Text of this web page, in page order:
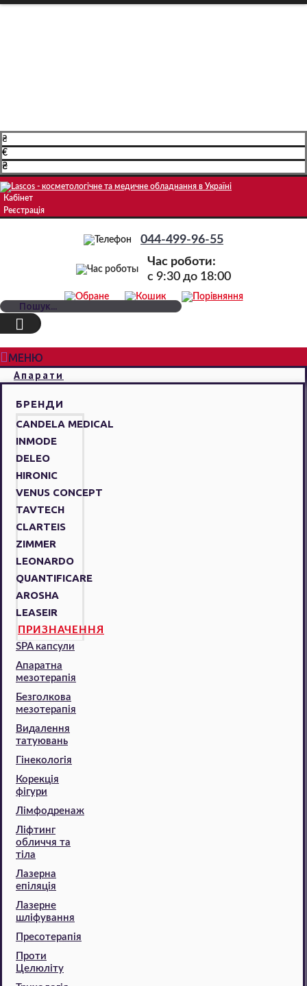
₴
€
₴
Кабінет
Реєстрація
044-499-96-55
Час роботи:
c 9:30 до 18:00
МЕНЮ
Апарати
БРЕНДИ
CANDELA MEDICAL
INMODE
DELEO
HIRONIC
VENUS CONCEPT
TAVTECH
CLARTEIS
ZIMMER
LEONARDO
QUANTIFICARE
AROSHA
LEASEIR
ПРИЗНАЧЕННЯ
SPA капсули
Апаратна
мезотерапія
Безголкова
мезотерапія
Видалення
татуювань
Гінекологія
Корекція
фігури
Лімфодренаж
Ліфтинг
обличчя та
тіла
Лазерна
епіляція
Лазерне
шліфування
Пресотерапія
Проти
Целюліту